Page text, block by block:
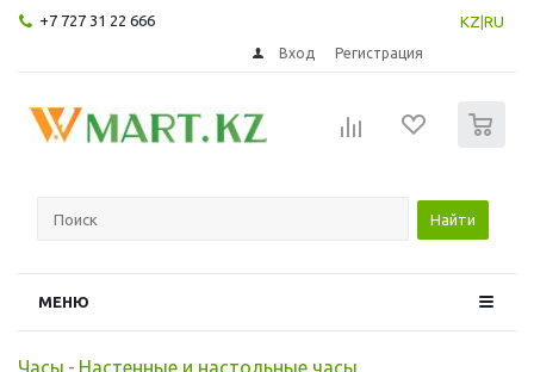
+7 727 31 22 666 KZ RU
Вход Регистрация
Найти
МЕНЮ
Часы - Настенные и настольные часы